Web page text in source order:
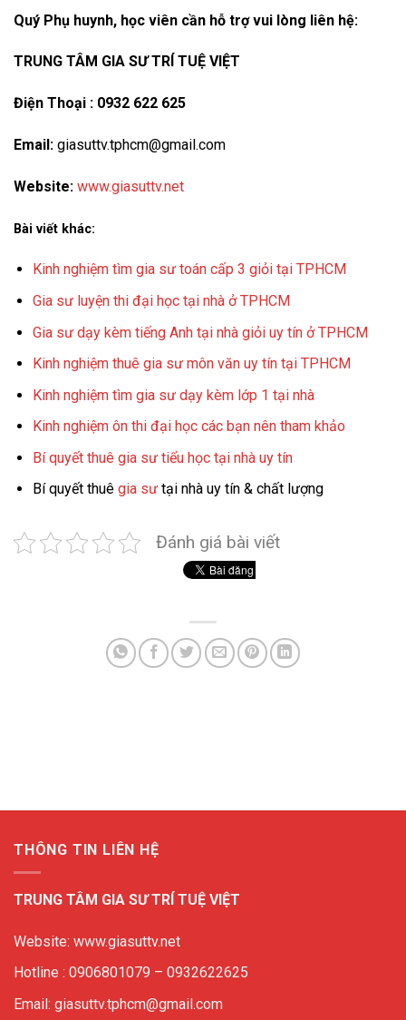
Quý Phụ huynh, học viên cần hỗ trợ vui lòng liên hệ:
TRUNG TÂM GIA SƯ TRÍ TUỆ VIỆT
Điện Thoại : 0932 622 625
Email: giasuttv.tphcm@gmail.com
Website: www.giasuttv.net
Bài viết khác:
Kinh nghiệm tìm gia sư toán cấp 3 giỏi tại TPHCM
Gia sư luyện thi đại học tại nhà ở TPHCM
Gia sư dạy kèm tiếng Anh tại nhà giỏi uy tín ở TPHCM
Kinh nghiệm thuê gia sư môn văn uy tín tại TPHCM
Kinh nghiệm tìm gia sư dạy kèm lớp 1 tại nhà
Kinh nghiệm ôn thi đại học các bạn nên tham khảo
Bí quyết thuê gia sư tiểu học tại nhà uy tín
Bí quyết thuê gia sưtại nhà uy tín & chất lượng
Đánh giá bài viết
THÔNG TIN LIÊN HỆ
TRUNG TÂM GIA SƯ TRÍ TUỆ VIỆT
Website: www.giasuttv.net
Hotline : 0906801079 – 0932622625
Email: giasuttv.tphcm@gmail.com